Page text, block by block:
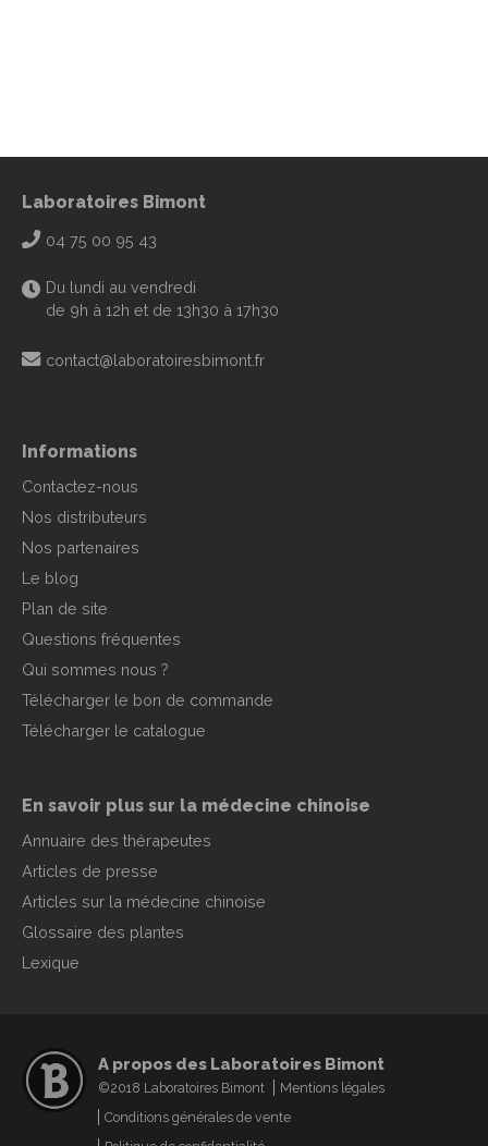
Laboratoires Bimont
04 75 00 95 43
Du lundi au vendredi
de 9h à 12h et de 13h30 à 17h30
contact@laboratoiresbimont.fr
Informations
Contactez-nous
Nos distributeurs
Nos partenaires
Le blog
Plan de site
Questions fréquentes
Qui sommes nous ?
Télécharger le bon de commande
Télécharger le catalogue
En savoir plus sur la médecine chinoise
Annuaire des thérapeutes
Articles de presse
Articles sur la médecine chinoise
Glossaire des plantes
Lexique
A propos des Laboratoires Bimont
©2018 Laboratoires Bimont
Mentions légales
Conditions générales de vente